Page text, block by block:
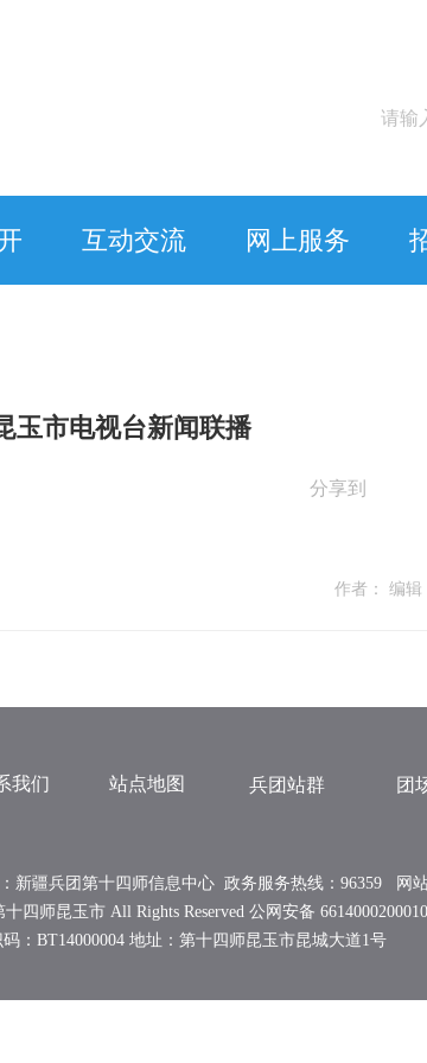
互动交流 网上服务
玉市电视台新闻联播
分享到